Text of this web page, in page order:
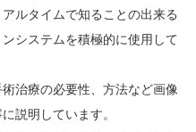
ルタイムで知ることの出来る
システムを積極的に使用して
治療の必要性、方法など画像
説明しています。